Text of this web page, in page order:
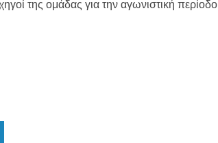
της ομάδας για την αγωνιστική περίοδο